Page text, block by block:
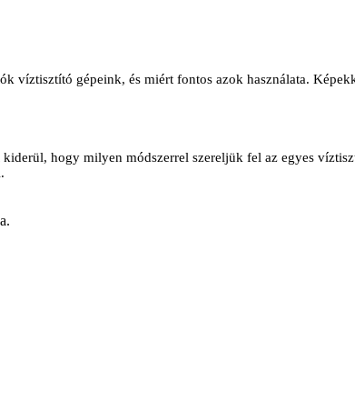
víztisztító gépeink, és miért fontos azok használata.
hogy milyen módszerrel szereljük fel az egyes